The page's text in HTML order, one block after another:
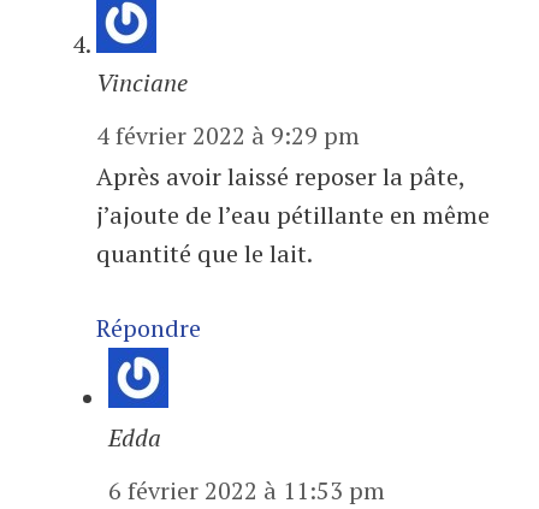
Vinciane
4 février 2022 à 9:29 pm
Après avoir laissé reposer la pâte,
j’ajoute de l’eau pétillante en même
quantité que le lait.
Répondre
Edda
6 février 2022 à 11:53 pm